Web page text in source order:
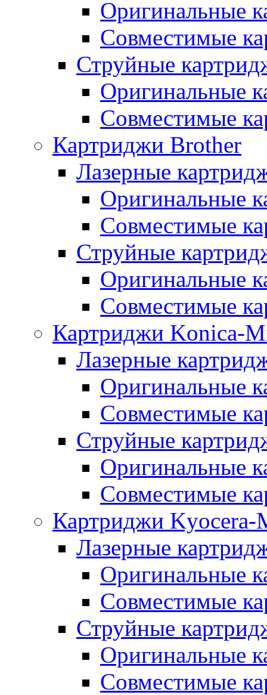
Оригинальные
Совместимые
Струйные
Оригинальные
Совместимые
Картриджи Brother
Лазерные
Оригинальные
Совместимые
Струйные
Оригинальные
Совместимые
Картриджи Konica-
Лазерные
Оригинальные
Совместимые
Струйные
Оригинальные
Совместимые
Картриджи Kyocera-
Лазерные
Оригинальные
Совместимые
Струйные
Оригинальные
Совместимые